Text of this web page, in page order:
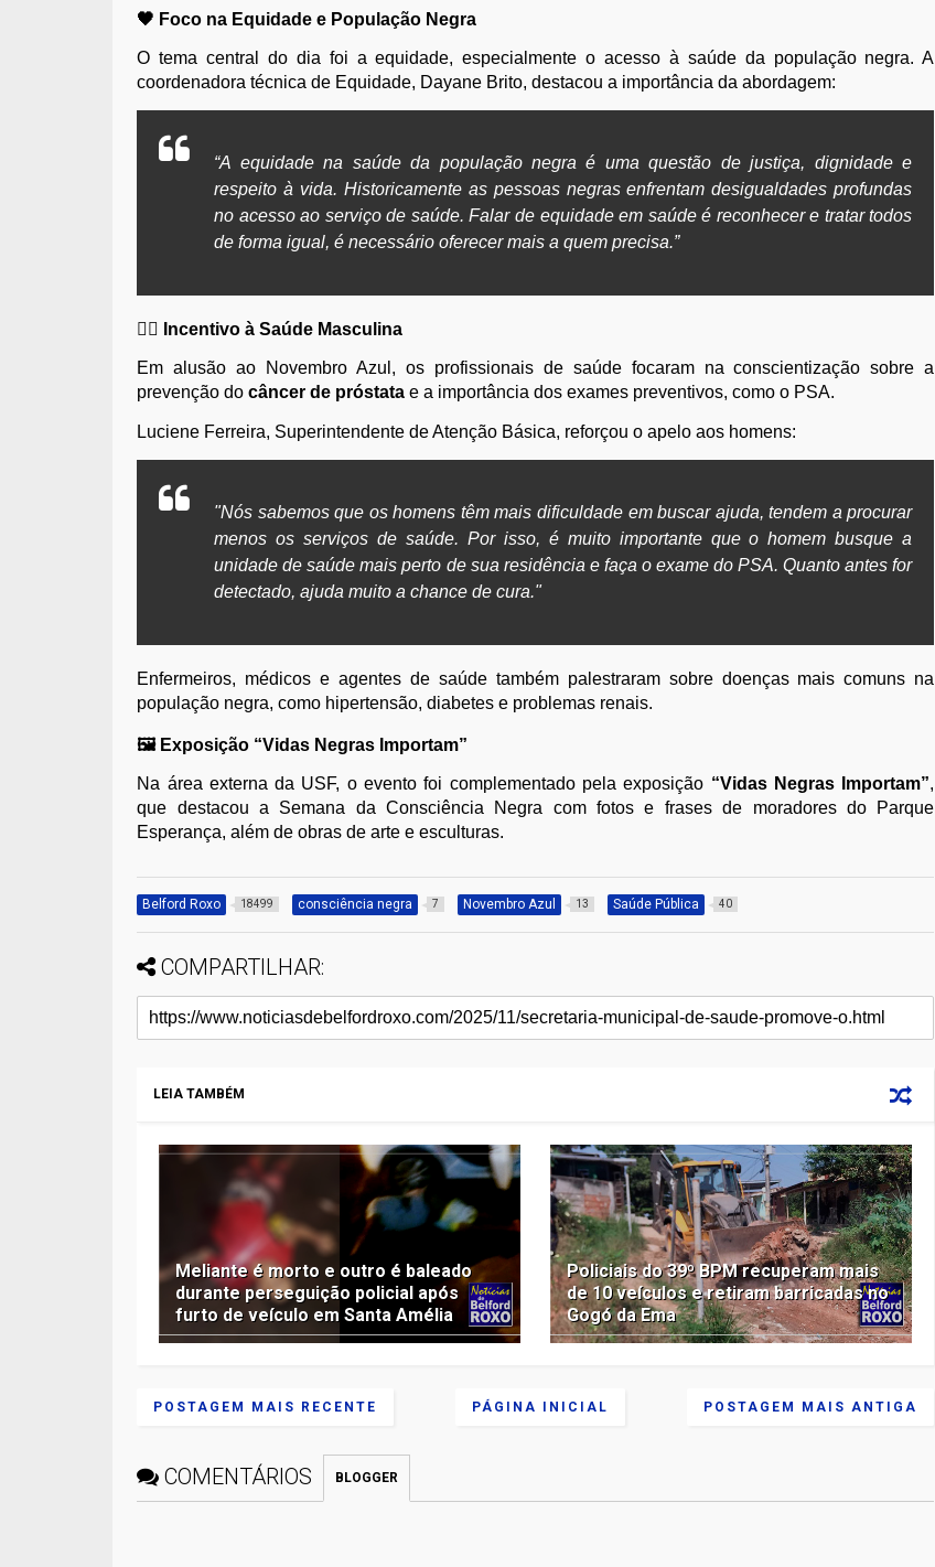
🖤 Foco na Equidade e População Negra
O tema central do dia foi a equidade, especialmente o acesso à saúde da população negra. A
coordenadora técnica de Equidade, Dayane Brito, destacou a importância da abordagem:
“A equidade na saúde da população negra é uma questão de justiça, dignidade e
respeito à vida. Historicamente as pessoas negras enfrentam desigualdades profundas
no acesso ao serviço de saúde. Falar de equidade em saúde é reconhecer e tratar todos
de forma igual, é necessário oferecer mais a quem precisa.”
👨‍⚕️ Incentivo à Saúde Masculina
Em alusão ao Novembro Azul, os profissionais de saúde focaram na conscientização sobre a
prevenção docâncer de próstata e a importância dos exames preventivos, como o PSA.
Luciene Ferreira, Superintendente de Atenção Básica, reforçou o apelo aos homens:
"Nós sabemos que os homens têm mais dificuldade em buscar ajuda, tendem a procurar
menos os serviços de saúde. Por isso, é muito importante que o homem busque a
unidade de saúde mais perto de sua residência e faça o exame do PSA. Quanto antes for
detectado, ajuda muito a chance de cura."
Enfermeiros, médicos e agentes de saúde também palestraram sobre doenças mais comuns na
população negra, como hipertensão, diabetes e problemas renais.
🖼️ Exposição “Vidas Negras Importam”
Na área externa da USF, o evento foi complementado pela exposição “Vidas Negras Importam”,
que destacou a Semana da Consciência Negra com fotos e frases de moradores do Parque
Esperança, além de obras de arte e esculturas.
Belford Roxo 18499 consciência negra 7 Novembro Azul 13 Saúde Pública 40
COMPARTILHAR:
LEIA TAMBÉM
Meliante é morto e outro é baleado
durante perseguição policial após
furto de veículo em Santa Amélia
Policiais do 39º BPM recuperam mais
de 10 veículos e retiram barricadas no
Gogó da Ema
POSTAGEM MAIS RECENTE POSTAGEM MAIS ANTIGA
PÁGINA INICIAL
COMENTÁRIOS BLOGGER